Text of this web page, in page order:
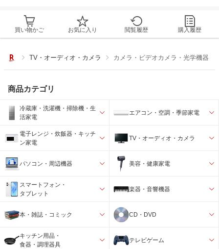
買い物かご お気に入り 閲覧履歴 購入履歴
TV・オーディオ・カメラ カメラ・ビデオカメラ・光学機器
商品カテゴリ
冷蔵庫・洗濯機・掃除機・生
活家電
エアコン・空調・季節家電
電子レンジ・炊飯器・キッチ
ン家電
TV・オーディオ・カメラ
パソコン・周辺機器 美容・健康家電
スマートフォン・
タブレット
楽器・音響機器
本・雑誌・コミック CD・DVD
キッチン用品・
食器・調理器具
テレビゲーム